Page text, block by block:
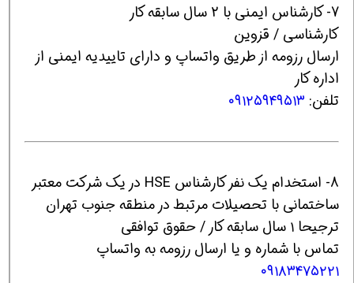
7- کارشناس ایمنی با 2 سال سابقه کار
کارشناسی / قزوین
ارسال رزومه از طریق واتساپ و دارای تاییدیه ایمنی از
اداره کار
تلفن: ۰۹۱۲۵۹۴۹۵۱۳
8- استخدام یک نفر کارشناس HSE در یک شرکت معتبر
ساختمانی با تحصیلات مرتبط در منطقه جنوب تهران
ترجیحا ۱ سال سابقه کار / حقوق توافقی
تماس با شماره و یا ارسال رزومه به واتساپ
۰۹۱۸۳۴۷۵۲۲۱